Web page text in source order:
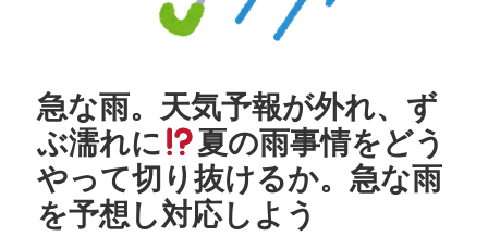
急な雨。天気予報が外れ、ず
ぶ濡れに
夏の雨事情をどう
やって切り抜けるか。急な雨
を予想し対応しよう